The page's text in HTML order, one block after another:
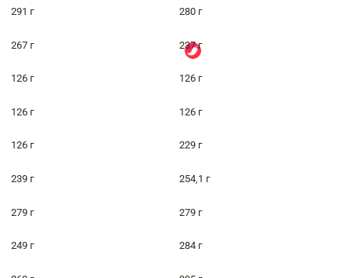
291 г 280 г
267 г 237 г
126 г 126 г
126 г 126 г
126 г 229 г
239 г 254,1 г
279 г 279 г
249 г 284 г